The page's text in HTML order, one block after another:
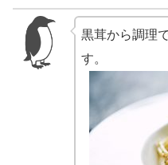
黒茸から調理
す。